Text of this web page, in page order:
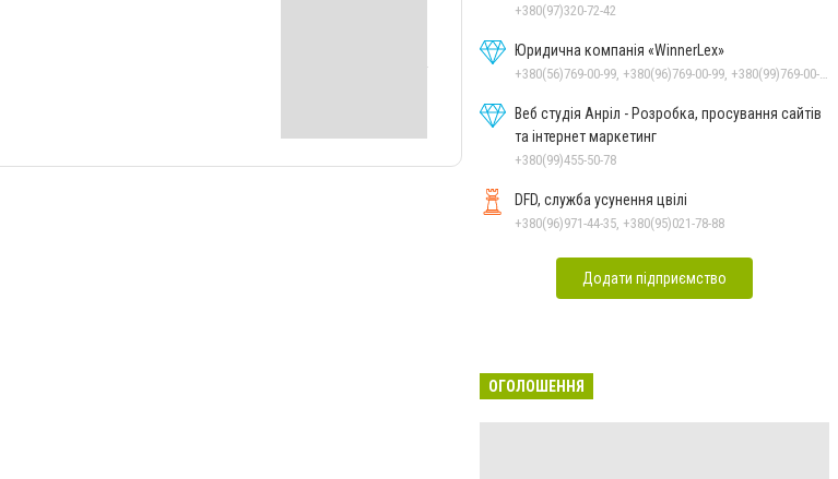
+380(97)320-72-42
Юридична компанія «WinnerLex»
Веб студія Анріл - Розробка, просування сайтів
та інтернет маркетинг
+380(99)455-50-78
DFD, служба усунення цвілі
+380(96)971-44-35, +380(95)021-78-88
Додати підприємство
ОГОЛОШЕННЯ